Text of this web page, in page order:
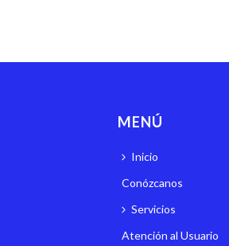
MENÚ
Inicio
Conózcanos
Servicios
Atención al Usuario